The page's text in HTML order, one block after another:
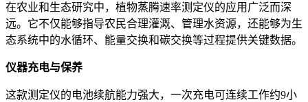
在农业和生态研究中，植物蒸腾速率测定仪的应用广泛而深
远。它不仅能够指导农民合理灌溉、管理水资源，还能够为生
态系统中的水循环、能量交换和碳交换等过程提供关键数据。
仪器充电与保养
这款测定仪的电池续航能力强大，一次充电可连续工作约9小